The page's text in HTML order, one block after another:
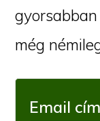
még
Email